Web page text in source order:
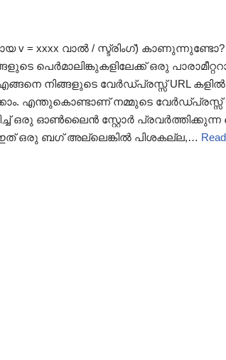
v = xxxx വാൽ / സ്ട്രിംഗ്)
പെർമാലിങ്കുകളിലേക്ക് ഒരു
നിങ്ങളുടെ വേർഡ്പ്രസ്സ് URL കളിൽ
എന്തുകൊണ്ടാണ് നമ്മുടെ വേർഡ്പ്രസ്സ്
ഒരു ഓൺലൈൻ സ്റ്റോർ
ഒരു ബഗ് അല്ലെങ്കിൽ പിശകല്ല,…